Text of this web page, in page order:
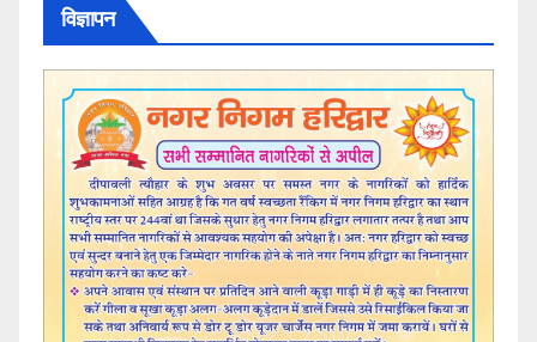
विज्ञापन